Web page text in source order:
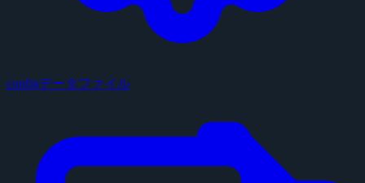
configデータファイル